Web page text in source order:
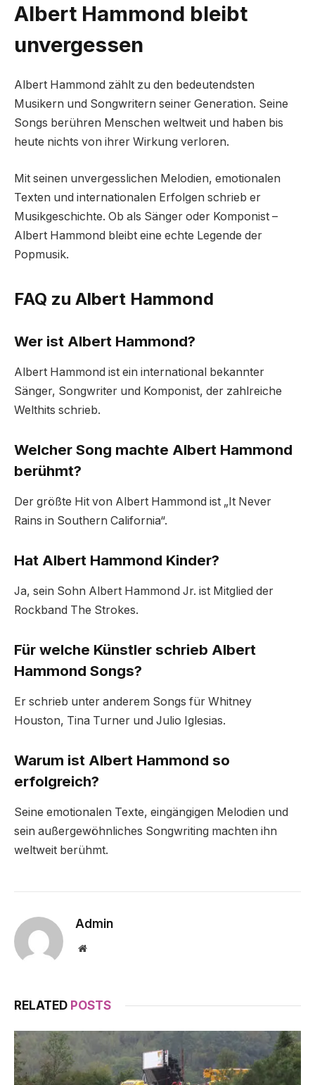
Albert Hammond bleibt
unvergessen
Albert Hammond zählt zu den bedeutendsten
Musikern und Songwritern seiner Generation. Seine
Songs berühren Menschen weltweit und haben bis
heute nichts von ihrer Wirkung verloren.
Mit seinen unvergesslichen Melodien, emotionalen
Texten und internationalen Erfolgen schrieb er
Musikgeschichte. Ob als Sänger oder Komponist –
Albert Hammond bleibt eine echte Legende der
Popmusik.
FAQ zu Albert Hammond
Wer ist Albert Hammond?
Albert Hammond ist ein international bekannter
Sänger, Songwriter und Komponist, der zahlreiche
Welthits schrieb.
Welcher Song machte Albert Hammond
berühmt?
Der größte Hit von Albert Hammond ist „It Never
Rains in Southern California“.
Hat Albert Hammond Kinder?
Ja, sein Sohn Albert Hammond Jr. ist Mitglied der
Rockband The Strokes.
Für welche Künstler schrieb Albert
Hammond Songs?
Er schrieb unter anderem Songs für Whitney
Houston, Tina Turner und Julio Iglesias.
Warum ist Albert Hammond so
erfolgreich?
Seine emotionalen Texte, eingängigen Melodien und
sein außergewöhnliches Songwriting machten ihn
weltweit berühmt.
Admin
Website
RELATED POSTS